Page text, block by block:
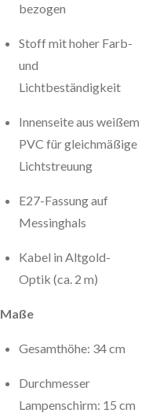
bezogen
Stoff mit hoher Farb-
und
Lichtbeständigkeit
Innenseite aus weißem
PVC für gleichmäßige
Lichtstreuung
E27-Fassung auf
Messinghals
Kabel in Altgold-
Optik (ca. 2 m)
Maße
Gesamthöhe: 34 cm
Durchmesser
Lampenschirm: 15 cm